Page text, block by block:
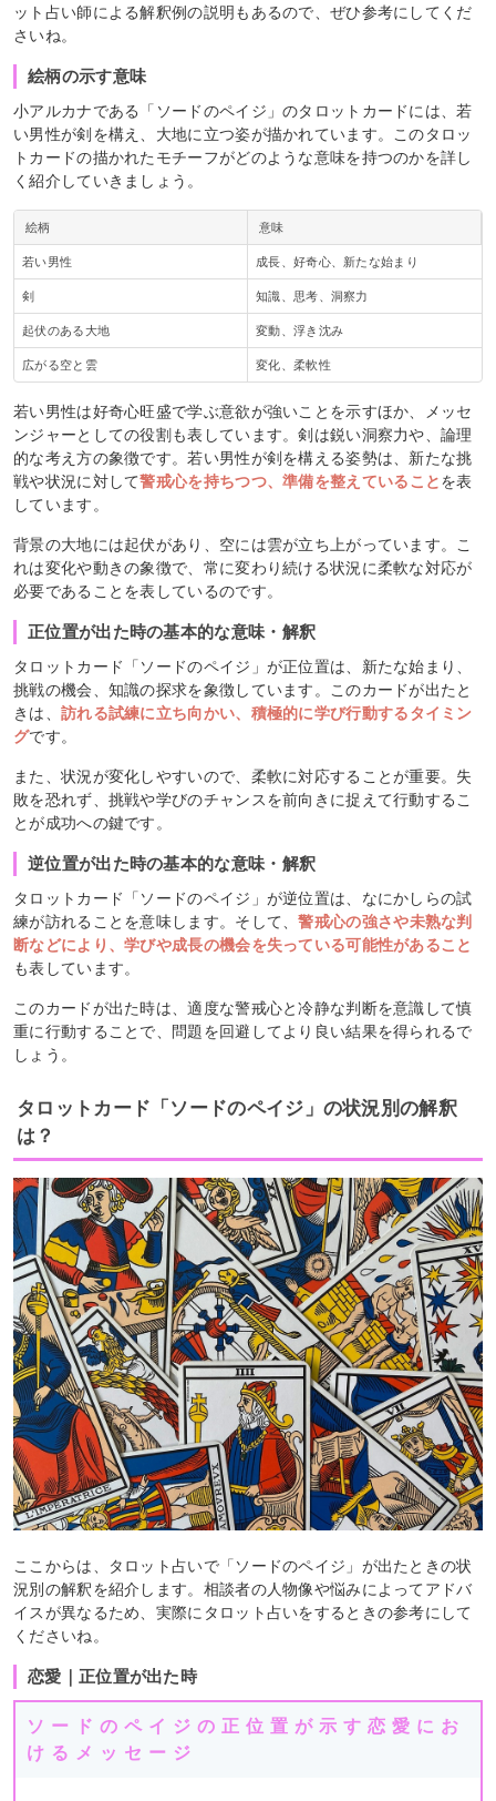
ット占い師による解釈例の説明もあるので、ぜひ参考にしてくだ
さいね。
絵柄の示す意味
小アルカナである「ソードのペイジ」のタロットカードには、若
い男性が剣を構え、大地に立つ姿が描かれています。このタロッ
トカードの描かれたモチーフがどのような意味を持つのかを詳し
く紹介していきましょう。
絵柄 意味
若い男性 成長、好奇心、新たな始まり
剣 知識、思考、洞察力
起伏のある大地 変動、浮き沈み
広がる空と雲 変化、柔軟性
若い男性は好奇心旺盛で学ぶ意欲が強いことを示すほか、メッセ
ンジャーとしての役割も表しています。剣は鋭い洞察力や、論理
的な考え方の象徴です。若い男性が剣を構える姿勢は、新たな挑
戦や状況に対して警戒心を持ちつつ、準備を整えていることを表
しています。
背景の大地には起伏があり、空には雲が立ち上がっています。こ
れは変化や動きの象徴で、常に変わり続ける状況に柔軟な対応が
必要であることを表しているのです。
正位置が出た時の基本的な意味・解釈
タロットカード「ソードのペイジ」が正位置は、新たな始まり、
挑戦の機会、知識の探求を象徴しています。このカードが出たと
きは、 訪れる試練に立ち向かい、積極的に学び行動するタイミン
グです。
また、状況が変化しやすいので、柔軟に対応することが重要。失
敗を恐れず、挑戦や学びのチャンスを前向きに捉えて行動するこ
とが成功への鍵です。
逆位置が出た時の基本的な意味・解釈
タロットカード「ソードのペイジ」が逆位置は、なにかしらの試
練が訪れることを意味します。そして、警戒心の強さや未熟な判
断などにより、学びや成長の機会を失っている可能性があること
も表しています。
このカードが出た時は、適度な警戒心と冷静な判断を意識して慎
重に行動することで、問題を回避してより良い結果を得られるで
しょう。
タロットカード「ソードのペイジ」の状況別の解釈
は？
ここからは、タロット占いで「ソードのペイジ」が出たときの状
況別の解釈を紹介します。相談者の人物像や悩みによってアドバ
イスが異なるため、実際にタロット占いをするときの参考にして
くださいね。
恋愛｜正位置が出た時
ソードのペイジの正位置が示す恋愛にお
けるメッセージ